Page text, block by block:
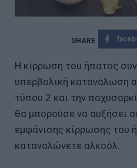
Η κίρρωση του ήπατος
υπερβολική κατανάλωση
τύπου 2 και την
θα μπορούσε να αυξήσει
εμφάνισης κίρρωσης του
καταναλώνετε αλκοόλ.